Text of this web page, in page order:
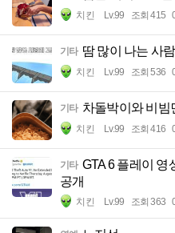
치킨 Lv.99 조회 415
기타 땀 많이 나는 사
치킨 Lv.99 조회 536
기타 차돌박이와 비빔
치킨 Lv.99 조회 416
기타 GTA 6 플레이 영
공개
치킨 Lv.99 조회 363